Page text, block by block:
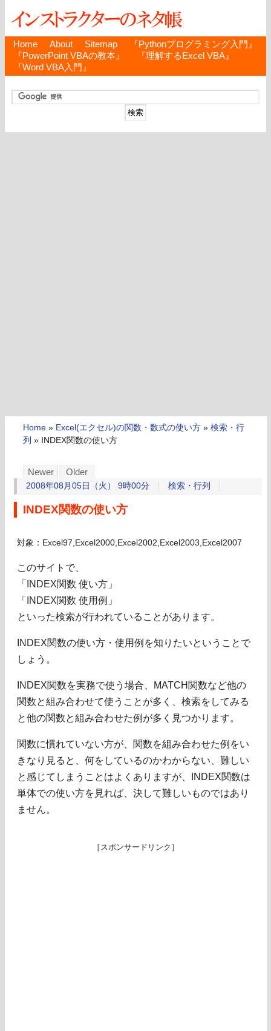
Home About Sitemap
『Pythonプログラミング入門』
『PowerPoint VBAの教本』
『理解するExcel VBA』
『Word VBA入門』
Home » Excel(エクセル)の関数・数式の使い方 » 検索・行
列 » INDEX関数の使い方
Newer Older
2008年08月05日（火） 9時00分 検索・行列
INDEX関数の使い方
対象：Excel97,Excel2000,Excel2002,Excel2003,Excel2007
このサイトで、
「INDEX関数 使い方」
「INDEX関数 使用例」
といった検索が行われていることがあります。
INDEX関数の使い方・使用例を知りたいということで
しょう。
INDEX関数を実務で使う場合、MATCH関数など他の
関数と組み合わせて使うことが多く、検索をしてみる
と他の関数と組み合わせた例が多く見つかります。
関数に慣れていない方が、関数を組み合わせた例をい
きなり見ると、何をしているのかわからない、難しい
と感じてしまうことはよくありますが、INDEX関数は
単体での使い方を見れば、決して難しいものではあり
ません。
［スポンサードリンク］